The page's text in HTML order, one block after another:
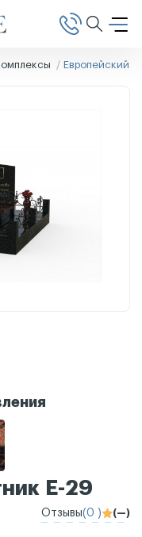
Европейский
Е-29
Отзывы(0 ) (—)